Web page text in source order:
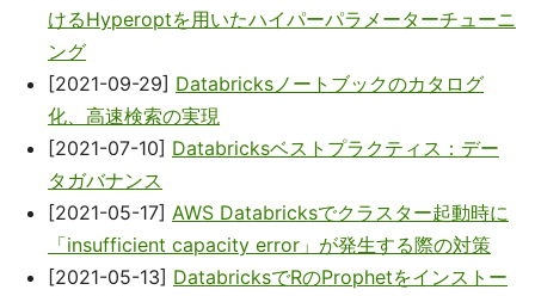
けるHyperoptを用いたハイパーパラメーターチューニ
ング
[2021-09-29] Databricksノートブックのカタログ
化、高速検索の実現
[2021-07-10] Databricksベストプラクティス：デー
タガバナンス
[2021-05-17] AWS Databricksでクラスター起動時に
「insufficient capacity error」が発生する際の対策
[2021-05-13] DatabricksでRのProphetをインストー